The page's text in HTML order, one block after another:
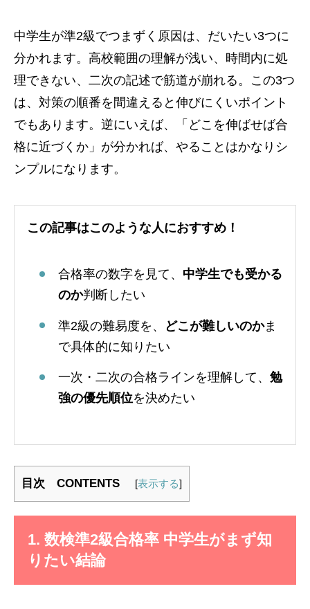
中学生が準2級でつまずく原因は、だいたい3つに
分かれます。高校範囲の理解が浅い、時間内に処
理できない、二次の記述で筋道が崩れる。この3つ
は、対策の順番を間違えると伸びにくいポイント
でもあります。逆にいえば、「どこを伸ばせば合
格に近づくか」が分かれば、やることはかなりシ
ンプルになります。
この記事はこのような人におすすめ！
合格率の数字を見て、 中学生でも受かる
のか判断したい
準2級の難易度を、 どこが難しいのかま
で具体的に知りたい
一次・二次の合格ラインを理解して、 勉
強の優先順位を決めたい
目次 CONTENTS [表示する]
1. 数検準2級合格率 中学生がまず知
りたい結論